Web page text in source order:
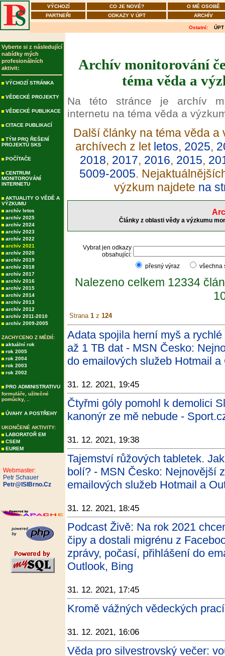
VÝCHOZÍ CO JE NOVÉ?
O MÉ OSOBĚ
PARTNEŘI
ODKAZY V ÚPT ARCHÍV
Ostatní: ÚPT
Vyberte si z následující
nabídky mých
profesionálních
aktivit:
VÝCHOZÍ STRÁNKA
VĚDECKÉ PROJEKTY
VĚDECKÉ PUBLIKACE
CITACE PUBLIKACÍ
TÝM PRO ŘEŠENÍ
PROJEKTŮ SKS
POČÍTAČE
CENTRUM
MONITOROVÁNÍ
INTERNETU
AKTUALITY O VĚDĚ A
VÝZKUMU
archív letos
archív 2025
archív 2024
archív 2023
archív 2022
archív 2021
archív 2020
archív 2019
archív 2018
archív 2017
archív 2016
archív 2015
archív 2014
archív 2013
archív 2012
archív 2011-2010
archív 2009-2005
ZACHYCENO Z MÉDIÍ:
aktuální rok
rok 2005
rok 2004
rok 2003
rok 2002
PRO ADMINISTRATIVU
formuláře, užitečné
pomůcky, ..
ÚVAHY A POSTŘEHY
UKONČENÉ AKTIVITY:
LABORATOŘ EM
CSEM
EUREM
Webmaster:
Petr Schauer
Petr@ISIBrno.Cz
Archív monitorování
téma věda a
Na této stránce je archív
internetu na téma věda a
Další články na téma věda
archívech z let letos, 2025,
2018, 2017, 2016, 2015,
5009-2005.
výzkum najdete na
Články z oblasti vědy a výzkumu
Vybrat jen odkazy
obsahující:
přesný výraz
Nalezeno celkem 12334
Strana 1 z 124
Adata spojila herní myš a
až 1 TB dat - MSN Česko:
do emailových služeb Hotmail a
31. 12. 2021, 19:45
Čtyřmi góly pomohl k demolici
kanonýr ze mě nebude -
31. 12. 2021, 19:38
Tajemství růžových tabletek.
bolí? - MSN Česko: Nejnovější
emailových služeb Hotmail a
31. 12. 2021, 18:45
Podcast Živě: Na rok 2021
čipy a dostali migrénu z
zprávy, počasí, přihlášení do
Outlook, Bing
31. 12. 2021, 17:45
Kromě vážných vědeckých
31. 12. 2021, 16:06
Věda pro silvestrovský večer: